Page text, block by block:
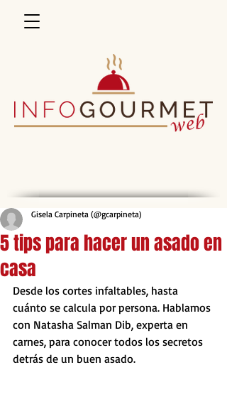
5 tips para hacer un asado en
casa
Gisela Carpineta (@gcarpineta)
Desde los cortes infaltables, hasta
cuánto se calcula por persona. Hablamos
con Natasha Salman Dib, experta en
carnes, para conocer todos los secretos
detrás de un buen asado.